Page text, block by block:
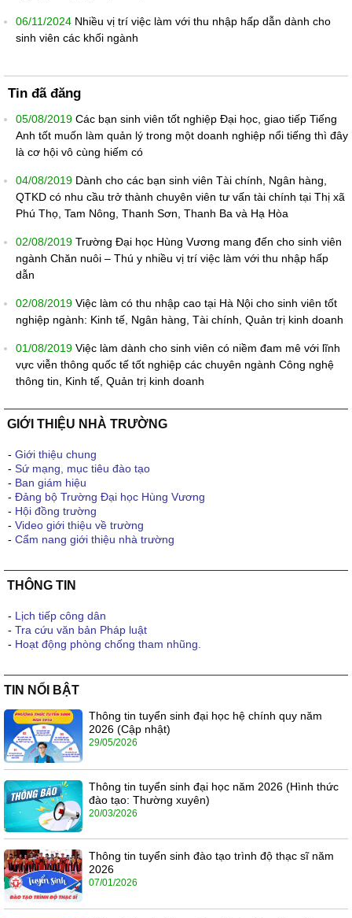
06/11/2024 Nhiều vị trí việc làm với thu nhập hấp dẫn dành cho
sinh viên các khối ngành
Tin đã đăng
05/08/2019 Các bạn sinh viên tốt nghiệp Đại học, giao tiếp Tiếng
Anh tốt muốn làm quản lý trong một doanh nghiệp nổi tiếng thì đây
là cơ hội vô cùng hiếm có
04/08/2019 Dành cho các bạn sinh viên Tài chính, Ngân hàng,
QTKD có nhu cầu trở thành chuyên viên tư vấn tài chính tại Thị xã
Phú Thọ, Tam Nông, Thanh Sơn, Thanh Ba và Hạ Hòa
02/08/2019 Trường Đại học Hùng Vương mang đến cho sinh viên
ngành Chăn nuôi – Thú y nhiều vị trí việc làm với thu nhập hấp
dẫn
02/08/2019 Việc làm có thu nhập cao tại Hà Nội cho sinh viên tốt
nghiệp ngành: Kinh tế, Ngân hàng, Tài chính, Quản trị kinh doanh
01/08/2019 Việc làm dành cho sinh viên có niềm đam mê với lĩnh
vực viễn thông quốc tế tốt nghiệp các chuyên ngành Công nghệ
thông tin, Kinh tế, Quản trị kinh doanh
GIỚI THIỆU NHÀ TRƯỜNG
- Giới thiệu chung
- Sứ mạng, mục tiêu đào tạo
- Ban giám hiệu
- Đảng bộ Trường Đại học Hùng Vương
- Hội đồng trường
- Video giới thiệu về trường
- Cẩm nang giới thiệu nhà trường
THÔNG TIN
- Lịch tiếp công dân
- Tra cứu văn bản Pháp luật
- Hoạt động phòng chống tham nhũng.
TIN NỔI BẬT
Thông tin tuyển sinh đại học hệ chính quy năm
2026 (Cập nhật)
29/05/2026
Thông tin tuyển sinh đại học năm 2026 (Hình thức
đào tạo: Thường xuyên)
20/03/2026
Thông tin tuyển sinh đào tạo trình độ thạc sĩ năm
2026
07/01/2026